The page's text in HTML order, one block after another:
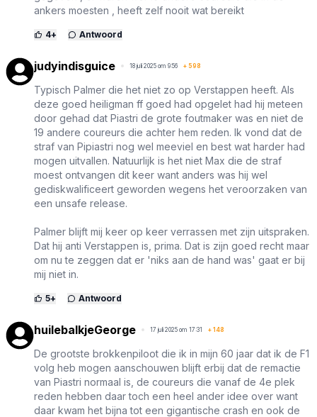
ankers moesten , heeft zelf nooit wat bereikt
4+ Antwoord
judyindisguice 18 juli 2025 om 9:56 + 598
Typisch Palmer die het niet zo op Verstappen heeft. Als
deze goed heiligman ff goed had opgelet had hij meteen
door gehad dat Piastri de grote foutmaker was en niet de
19 andere coureurs die achter hem reden. Ik vond dat de
straf van Pipiastri nog wel meeviel en best wat harder had
mogen uitvallen. Natuurlijk is het niet Max die de straf
moest ontvangen dit keer want anders was hij wel
gediskwalificeert geworden wegens het veroorzaken van
een unsafe release.
Palmer blijft mij keer op keer verrassen met zijn uitspraken.
Dat hij anti Verstappen is, prima. Dat is zijn goed recht maar
om nu te zeggen dat er 'niks aan de hand was' gaat er bij
mij niet in.
5+ Antwoord
huilebalkjeGeorge 17 juli 2025 om 17:31 + 148
De grootste brokkenpiloot die ik in mijn 60 jaar dat ik de F1
volg heb mogen aanschouwen blijft erbij dat de remactie
van Piastri normaal is, de coureurs die vanaf de 4e plek
reden hebben daar toch een heel ander idee over want
daar kwam het bijna tot een gigantische crash en ook de